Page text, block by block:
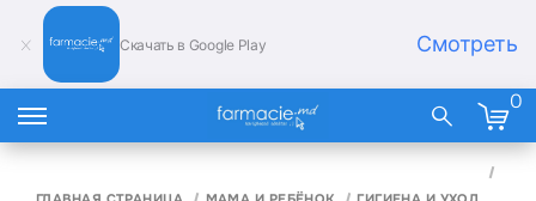
Скачать в Google Play Смотреть
0